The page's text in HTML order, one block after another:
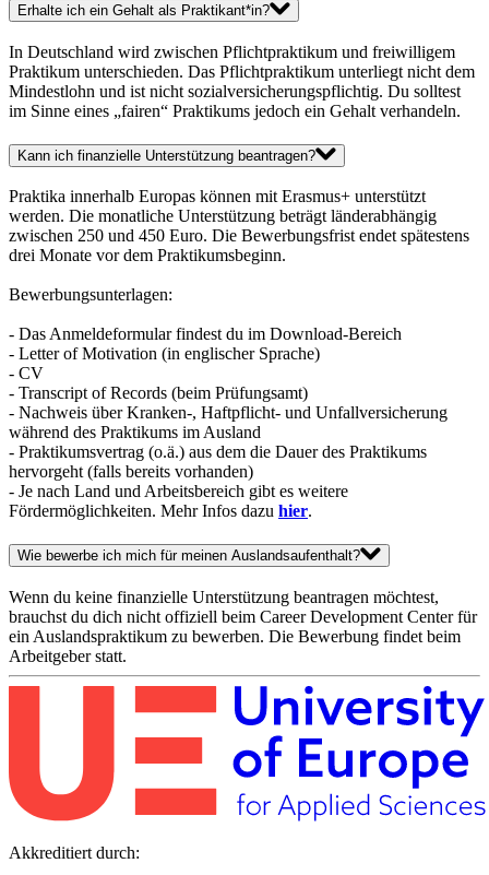
Erhalte ich ein Gehalt als Praktikant*in?
In Deutschland wird zwischen Pflichtpraktikum und freiwilligem
Praktikum unterschieden. Das Pflichtpraktikum unterliegt nicht dem
Mindestlohn und ist nicht sozialversicherungspflichtig. Du solltest
im Sinne eines „fairen“ Praktikums jedoch ein Gehalt verhandeln.
Kann ich finanzielle Unterstützung beantragen?
Praktika innerhalb Europas können mit Erasmus+ unterstützt
werden. Die monatliche Unterstützung beträgt länderabhängig
zwischen 250 und 450 Euro. Die Bewerbungsfrist endet spätestens
drei Monate vor dem Praktikumsbeginn.
Bewerbungsunterlagen:
- Das Anmeldeformular findest du im Download-Bereich
- Letter of Motivation (in englischer Sprache)
- CV
- Transcript of Records (beim Prüfungsamt)
- Nachweis über Kranken-, Haftpflicht- und Unfallversicherung
während des Praktikums im Ausland
- Praktikumsvertrag (o.ä.) aus dem die Dauer des Praktikums
hervorgeht (falls bereits vorhanden)
- Je nach Land und Arbeitsbereich gibt es weitere
Fördermöglichkeiten. Mehr Infos dazu hier.
Wie bewerbe ich mich für meinen Auslandsaufenthalt?
Wenn du keine finanzielle Unterstützung beantragen möchtest,
brauchst du dich nicht offiziell beim Career Development Center für
ein Auslandspraktikum zu bewerben. Die Bewerbung findet beim
Arbeitgeber statt.
Akkreditiert durch: